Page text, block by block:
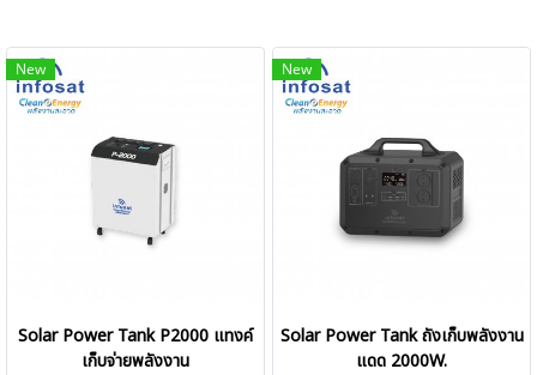
New
Solar Power Tank P2000 แทงค์
เก็บจ่ายพลังงาน
New
Solar Power Tank ถังเก็บพลังงาน
แดด 2000W.